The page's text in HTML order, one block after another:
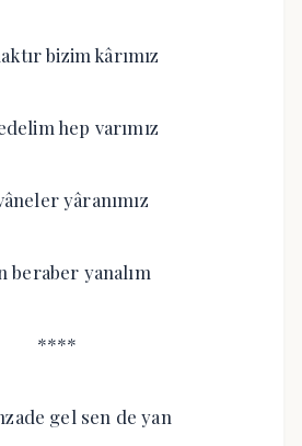
bizim kârımız
hep varımız
yâranımız
beraber yanalım
****
gel sen de yan